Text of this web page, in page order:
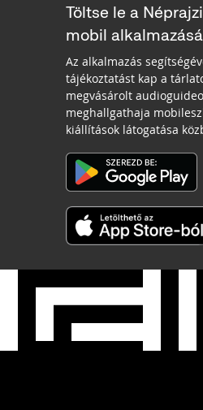
Töltse le a
mobil
Az alkalmazás
tájékoztatást kap a
megvásárolt
meghallgathaja
kiállítások látogatása